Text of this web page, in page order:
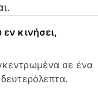
εν κινήσει,
σε ένα